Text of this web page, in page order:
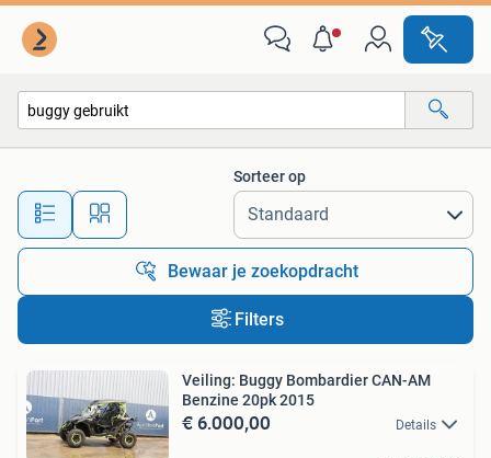
Alle afstanden…
Sorteer op
Bewaar je zoekopdracht
Filters
Veiling: Buggy Bombardier CAN-AM
Benzine 20pk 2015
€ 6.000,00 Details